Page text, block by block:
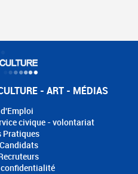
- ART - MÉDIAS
civique - volontariat
Pratiques